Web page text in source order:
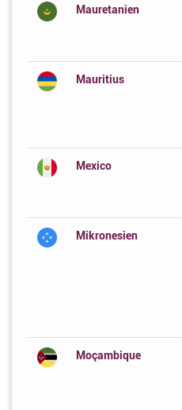
Mauretanien
Mauritius
Mexico
Mikronesien
Moçambique